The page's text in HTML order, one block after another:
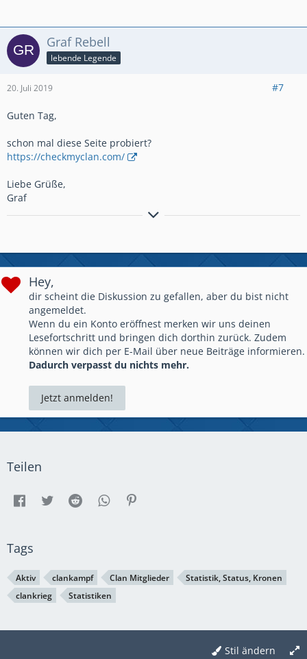
Graf Rebell
lebende Legende
20. Juli 2019 #7
Guten Tag,
schon mal diese Seite probiert?
https://checkmyclan.com/
Liebe Grüße,
Graf
"Es kommt nicht darauf an, dem Leben mehr Jahre zu geben,
Hey,
dir scheint die Diskussion zu gefallen, aber du bist nicht
angemeldet.
Wenn du ein Konto eröffnest merken wir uns deinen
Lesefortschritt und bringen dich dorthin zurück. Zudem
können wir dich per E-Mail über neue Beiträge informieren.
Dadurch verpasst du nichts mehr.
Jetzt anmelden!
Teilen
Tags
Aktiv clankampf Clan Mitglieder
Statistik, Status, Kronen
clankrieg
Statistiken
Stil ändern